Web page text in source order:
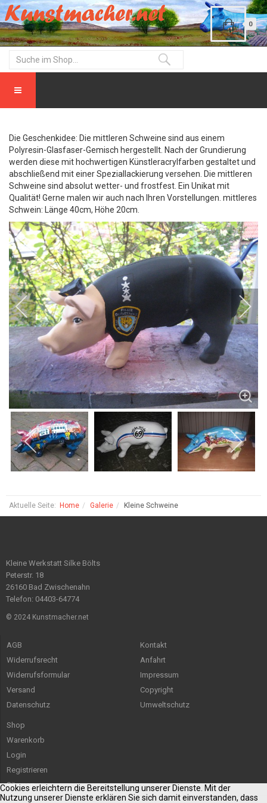
0
Die Geschenkidee: Die mittleren Schweine sind aus einem
Polyresin-Glasfaser-Gemisch hergestellt. Nach der Grundierung
werden diese mit hochwertigen Künstleracrylfarben gestaltet und
abschließend mit einer Speziallackierung versehen. Die mittleren
Schweine sind absolut wetter- und frostfest. Ein Unikat mit
Qualität! Gerne malen wir auch nach Ihren Vorstellungen. mittleres
Schwein: Länge 40cm, Höhe 20cm.
Aktuelle Seite: Home Galerie Kleine Schweine
Kleine Werkstatt Silke Bölts
Peterstr. 18
26160 Bad Zwischenahn
Telefon: 04403-64774
© 2024 Kunstmacher.net
AGB
Widerrufsrecht
Widerrufsformular
Versand
Datenschutz
Kontakt
Anfahrt
Impressum
Copyright
Umweltschutz
Shop
Warenkorb
Login
Registrieren
Sitemap
Cookies erleichtern die Bereitstellung unserer Dienste. Mit der
Nutzung unserer Dienste erklären Sie sich damit einverstanden, dass